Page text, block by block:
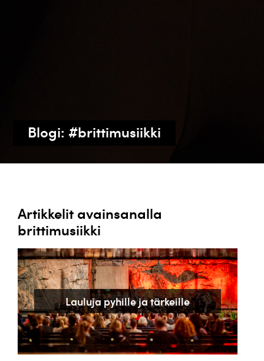
Blogi: #brittimusiikki
Artikkelit avainsanalla
brittimusiikki
Lauluja pyhille ja tärkeille